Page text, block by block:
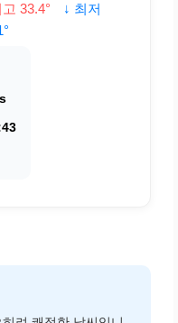
고 33.4°
↓ 최저